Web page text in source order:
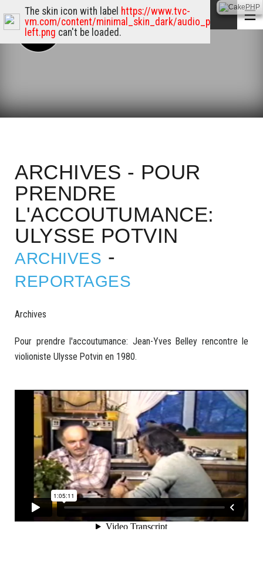
ARCHIVES - POUR
PRENDRE
L'ACCOUTUMANCE:
ULYSSE POTVIN
ARCHIVES -
REPORTAGES
Archives
Pour prendre l'accoutumance: Jean-Yves Belley rencontre le
violioniste Ulysse Potvin en 1980.
The skin icon with label https://www.tvc-
vm.com/content/minimal_skin_dark/audio_player_skin/
left.png can't be loaded.